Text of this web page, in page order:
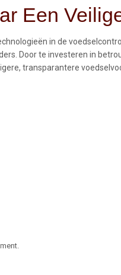
Een
in de
Door te investeren in
transparantere